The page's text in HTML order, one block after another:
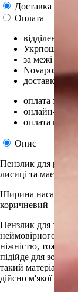
Доставка
Оплата
відділення
Укрпошта у
за межі
Novapost
доставка
оплата за
онлайн-
оплата при
Опис
Пензлик для
лисиці та має
Ширина насадки
коричневий
Пензлик для тіней
неймовірного
ніжністю, тож він
підійде для зони
такий матеріал
дійсно м'якої